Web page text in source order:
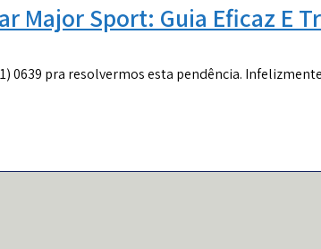
Major Sport: Guia Eficaz E
0639 pra resolvermos esta pendência.